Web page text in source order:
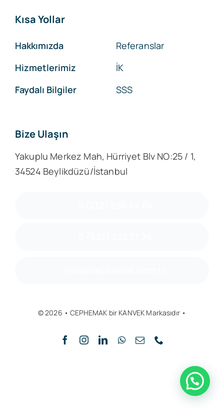
Kısa Yollar
Hakkımızda
Hizmetlerimiz
Faydalı Bilgiler
Referanslar
İK
SSS
Bize Ulaşın
Yakuplu Merkez Mah, Hürriyet Blv NO:25 / 1,
34524 Beylikdüzü/İstanbul
© 2026 • CEPHEMAK bir KANVEK Markasıdır •